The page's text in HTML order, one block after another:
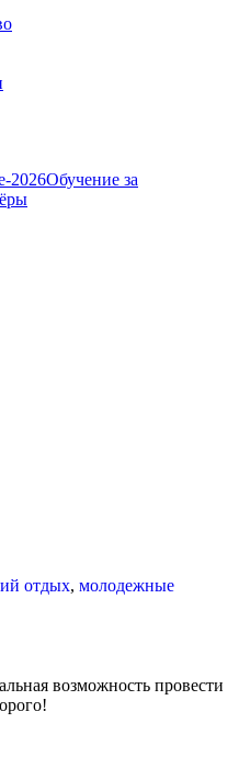
2026Обучение за
отдых, молодежные
возможность провести